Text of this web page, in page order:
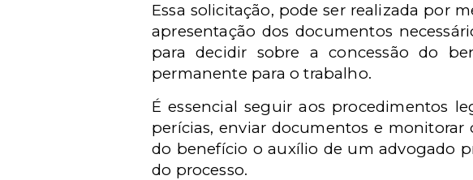
Essa solicitação, pode ser realizada por
apresentação dos documentos
para decidir sobre a concessão do
permanente para o trabalho.
É essencial seguir aos procedimentos
perícias, enviar documentos e monitorar
do benefício o auxílio de um advogado
do processo.